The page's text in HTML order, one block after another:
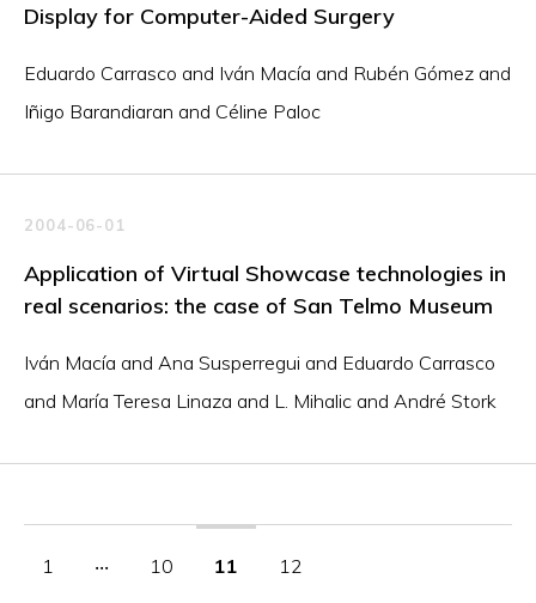
Display for Computer-Aided Surgery
Eduardo Carrasco and Iván Macía and Rubén Gómez and
Iñigo Barandiaran and Céline Paloc
2004-06-01
Application of Virtual Showcase technologies in
real scenarios: the case of San Telmo Museum
Iván Macía and Ana Susperregui and Eduardo Carrasco
and María Teresa Linaza and L. Mihalic and André Stork
1 ‧‧‧ 10 11 12